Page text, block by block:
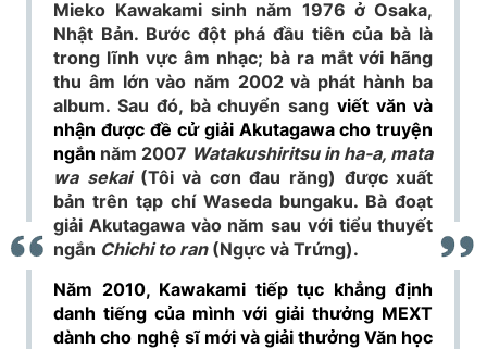
Mieko Kawakami sinh năm 1976 ở Osaka,
Nhật Bản. Bước đột phá đầu tiên của bà là
trong lĩnh vực âm nhạc; bà ra mắt với hãng
thu âm lớn vào năm 2002 và phát hành ba
album. Sau đó, bà chuyển sang viết văn và
nhận được đề cử giải Akutagawa cho truyện
ngắn năm 2007 Watakushiritsu in ha-a, mata
wa sekai (Tôi và cơn đau răng) được xuất
bản trên tạp chí Waseda bungaku. Bà đoạt
giải Akutagawa vào năm sau với tiểu thuyết
ngắn Chichi to ran(Ngực và Trứng).
Năm 2010, Kawakami tiếp tục khẳng định
danh tiếng của mình vớigiải thưởng MEXT
dành cho nghệ sĩ mới và giải thưởng Văn học